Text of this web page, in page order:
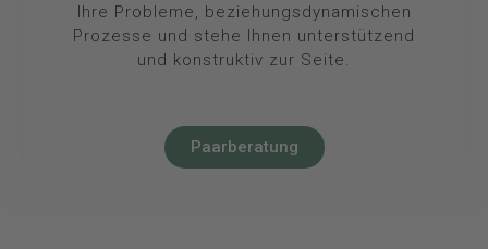
Ihre Probleme, beziehungsdynamischen
Prozesse und stehe Ihnen unterstützend
und konstruktiv zur Seite.
Paarberatung